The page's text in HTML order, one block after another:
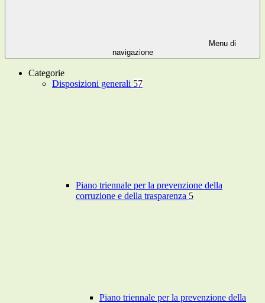
Menu di
navigazione
Categorie
Disposizioni generali 57
Piano triennale per la prevenzione della
corruzione e della trasparenza 5
Piano triennale per la prevenzione della